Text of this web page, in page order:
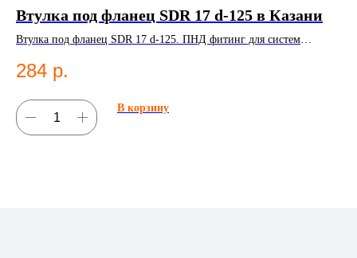
Втулка под фланец SDR 17 d-125 в Казани
Втулка под фланец SDR 17 d-125. ПНД фитинг для систем
284 р.
В корзину